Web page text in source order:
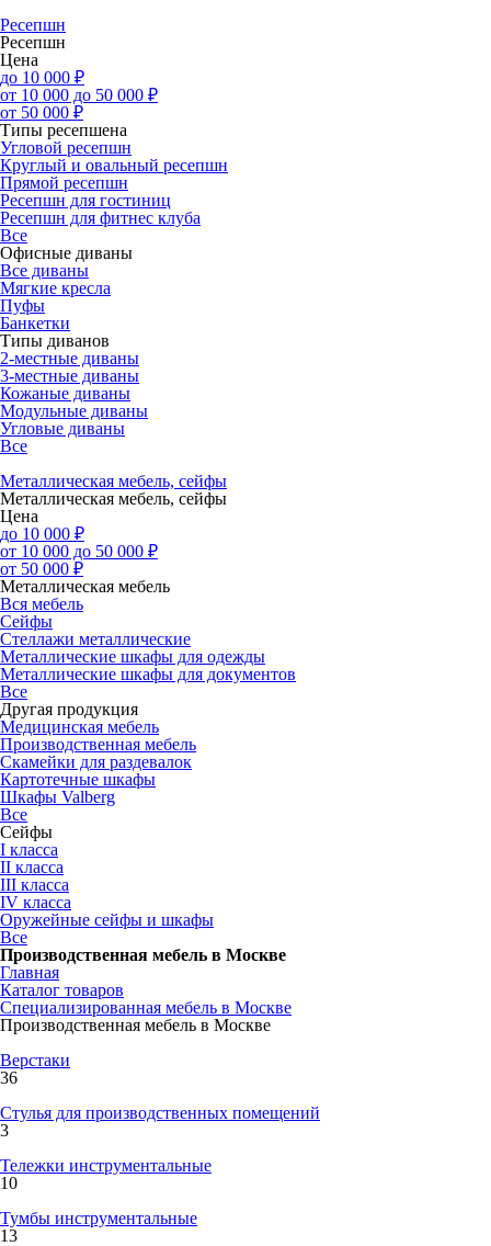
Ресепшн
Ресепшн
Цена
до 10 000 ₽
от 10 000 до 50 000 ₽
от 50 000 ₽
Типы ресепшена
Угловой ресепшн
Круглый и овальный ресепшн
Прямой ресепшн
Ресепшн для гостиниц
Ресепшн для фитнес клуба
Все
Офисные диваны
Все диваны
Мягкие кресла
Пуфы
Банкетки
Типы диванов
2-местные диваны
3-местные диваны
Кожаные диваны
Модульные диваны
Угловые диваны
Все
Металлическая мебель, сейфы
Металлическая мебель, сейфы
Цена
до 10 000 ₽
от 10 000 до 50 000 ₽
от 50 000 ₽
Металлическая мебель
Вся мебель
Сейфы
Стеллажи металлические
Металлические шкафы для одежды
Металлические шкафы для документов
Все
Другая продукция
Медицинская мебель
Производственная мебель
Скамейки для раздевалок
Картотечные шкафы
Шкафы Valberg
Все
Сейфы
I класса
II класса
III класса
IV класса
Оружейные сейфы и шкафы
Все
Производственная мебель в Москве
Главная
Каталог товаров
Специализированная мебель в Москве
Производственная мебель в Москве
Верстаки
36
Стулья для производственных помещений
3
Тележки инструментальные
10
Тумбы инструментальные
13